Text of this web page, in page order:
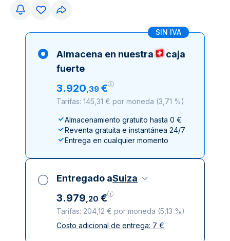
SIN IVA
Almacena en nuestra
caja
fuerte
3.920,39 €
Tarifas: 145,31 € por moneda (3,71 %)
Almacenamiento gratuito hasta 0 €
Reventa gratuita e instantánea 24/7
Entrega en cualquier momento
Entregado aSuiza
3.979,20 €
Tarifas: 204,12 € por moneda (5,13 %)
Impuestos incluidos
Costo adicional de entrega: 7 €